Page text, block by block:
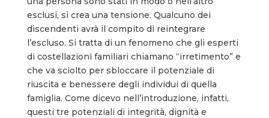
esclusi, si crea una tensione. Qualcuno dei
discendenti avrà il compito di reintegrare
l’escluso. Si tratta di un fenomeno che gli esperti
di costellazioni familiari chiamano “irretimento” e
che va sciolto per sbloccare il potenziale di
riuscita e benessere degli individui di quella
famiglia. Come dicevo nell’introduzione, infatti,
questi tre potenziali di integrità, dignità e